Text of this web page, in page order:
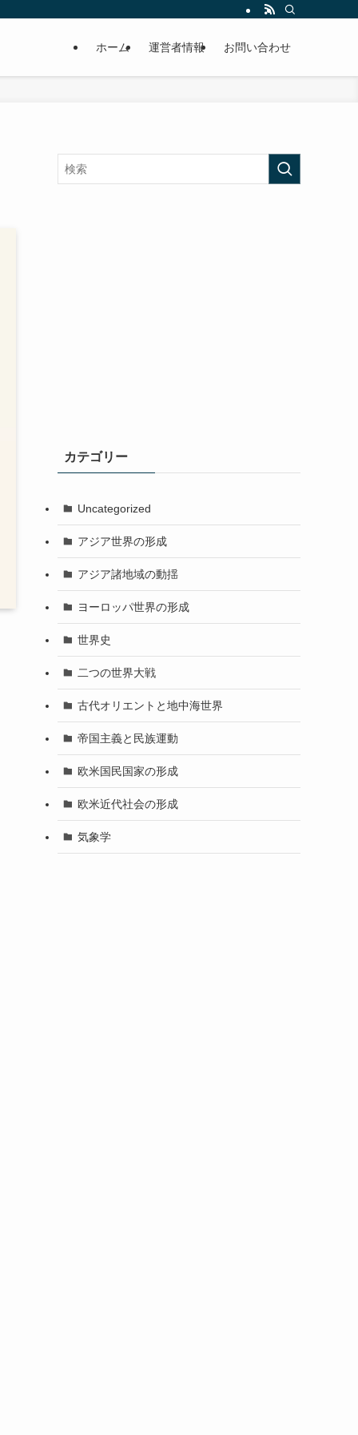
ホーム 運営者情報 お問い合わせ
カテゴリー
Uncategorized
アジア世界の形成
アジア諸地域の動揺
ヨーロッパ世界の形成
世界史
二つの世界大戦
古代オリエントと地中海世界
帝国主義と民族運動
欧米国民国家の形成
欧米近代社会の形成
気象学